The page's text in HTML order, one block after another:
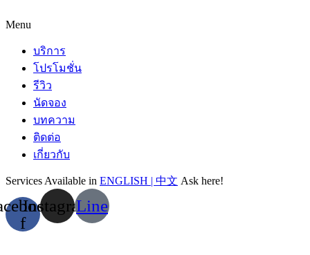
Menu
บริการ
โปรโมชั่น
รีวิว
นัดจอง
บทความ
ติดต่อ
เกี่ยวกับ
Services Available in ENGLISH | 中文 Ask here!
f
InstagramLine